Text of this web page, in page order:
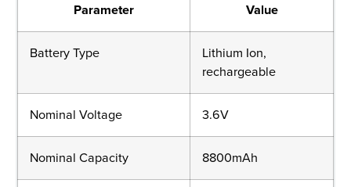
Parameter Value
Battery Type
Lithium Ion,
rechargeable
Nominal Voltage 3.6V
Nominal Capacity 8800mAh